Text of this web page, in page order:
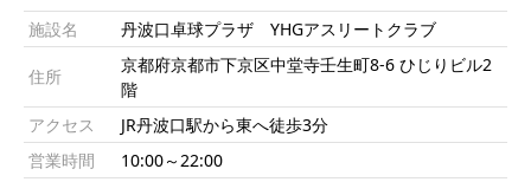
施設名 丹波口卓球プラザ YHGアスリートクラブ
住所
京都府京都市下京区中堂寺壬生町8-6 ひじりビル2
階
アクセス
JR丹波口駅から東へ徒歩3分
営業時間
10:00～22:00